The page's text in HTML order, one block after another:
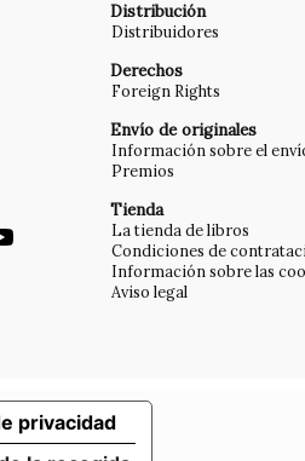
Distribución
Distribuidores
Derechos
Foreign Rights
Envío de originales
Información sobre el
Premios
Tienda
La tienda de libros
Condiciones de
Información sobre las
Aviso legal
privacidad